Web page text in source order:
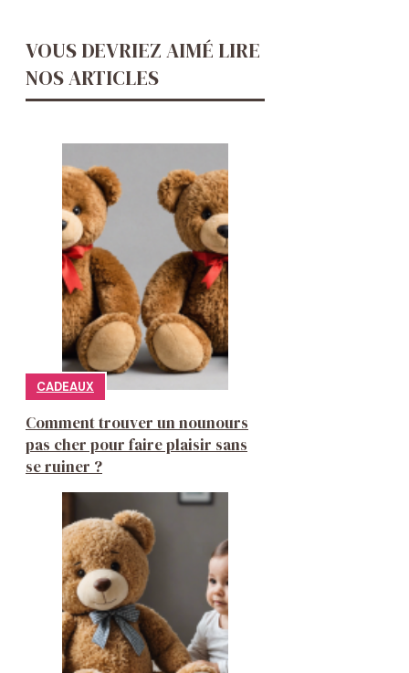
VOUS DEVRIEZ AIMÉ LIRE
NOS ARTICLES
CADEAUX
Comment trouver un nounours
pas cher pour faire plaisir sans
se ruiner ?